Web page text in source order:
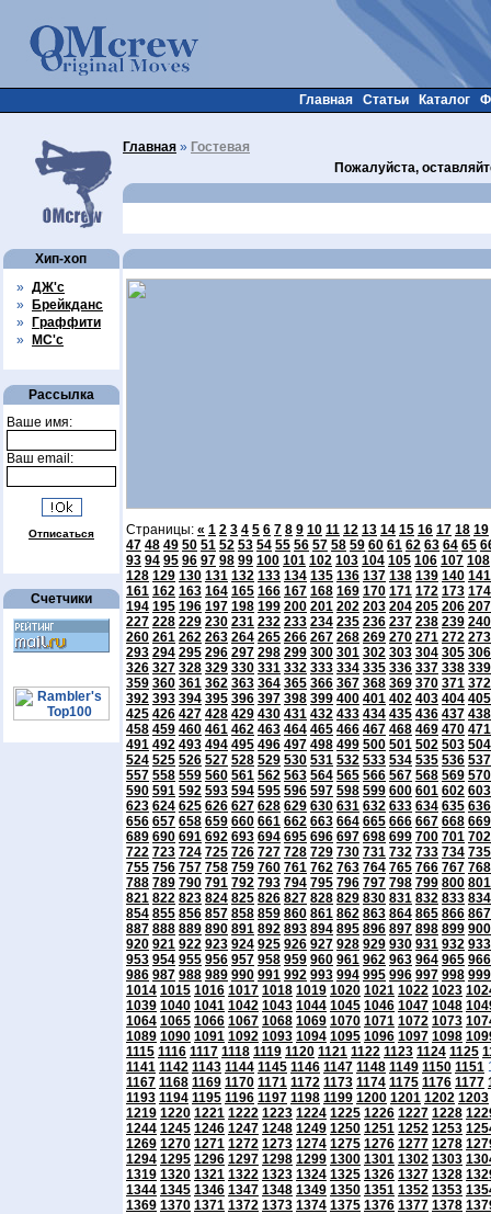
Хип-хоп
» ДЖ'с
»
Брейкданс
»
Граффити
»
МС'с
Рассылка
Ваше имя:
Ваш email:
Отписаться
Счетчики
Главная Статьи Каталог
Главная » Гостевая
Пожалуйста,
Страницы: « 1 2 3 4 5 6 7 8 9 10 11 12 13 14 15 16 17 18 19
47 48 49 50 51 52 53 54 55 56 57 58 59 60 61 62 63 64 65
93 94 95 96 97 98 99 100 101 102 103 104 105 106 107 108
128 129 130 131 132 133 134 135 136 137 138 139 140 141
161 162 163 164 165 166 167 168 169 170 171 172 173 174
194 195 196 197 198 199 200 201 202 203 204 205 206 207
227 228 229 230 231 232 233 234 235 236 237 238 239 240
260 261 262 263 264 265 266 267 268 269 270 271 272 273
293 294 295 296 297 298 299 300 301 302 303 304 305 306
326 327 328 329 330 331 332 333 334 335 336 337 338 339
359 360 361 362 363 364 365 366 367 368 369 370 371 372
392 393 394 395 396 397 398 399 400 401 402 403 404 405
425 426 427 428 429 430 431 432 433 434 435 436 437 438
458 459 460 461 462 463 464 465 466 467 468 469 470 471
491 492 493 494 495 496 497 498 499 500 501 502 503 504
524 525 526 527 528 529 530 531 532 533 534 535 536 537
557 558 559 560 561 562 563 564 565 566 567 568 569 570
590 591 592 593 594 595 596 597 598 599 600 601 602 603
623 624 625 626 627 628 629 630 631 632 633 634 635 636
656 657 658 659 660 661 662 663 664 665 666 667 668 669
689 690 691 692 693 694 695 696 697 698 699 700 701 702
722 723 724 725 726 727 728 729 730 731 732 733 734 735
755 756 757 758 759 760 761 762 763 764 765 766 767 768
788 789 790 791 792 793 794 795 796 797 798 799 800 801
821 822 823 824 825 826 827 828 829 830 831 832 833 834
854 855 856 857 858 859 860 861 862 863 864 865 866 867
887 888 889 890 891 892 893 894 895 896 897 898 899 900
920 921 922 923 924 925 926 927 928 929 930 931 932 933
953 954 955 956 957 958 959 960 961 962 963 964 965 966
986 987 988 989 990 991 992 993 994 995 996 997 998 999
1014 1015 1016 1017 1018 1019 1020 1021 1022 1023
1039 1040 1041 1042 1043 1044 1045 1046 1047 1048
1064 1065 1066 1067 1068 1069 1070 1071 1072 1073
1089 1090 1091 1092 1093 1094 1095 1096 1097 1098
1115 1116 1117 1118 1119 1120 1121 1122 1123 1124 1125
1141 1142 1143 1144 1145 1146 1147 1148 1149 1150 1151
1167 1168 1169 1170 1171 1172 1173 1174 1175 1176 1177
1193 1194 1195 1196 1197 1198 1199 1200 1201 1202 1203
1219 1220 1221 1222 1223 1224 1225 1226 1227 1228
1244 1245 1246 1247 1248 1249 1250 1251 1252 1253
1269 1270 1271 1272 1273 1274 1275 1276 1277 1278
1294 1295 1296 1297 1298 1299 1300 1301 1302 1303
1319 1320 1321 1322 1323 1324 1325 1326 1327 1328
1344 1345 1346 1347 1348 1349 1350 1351 1352 1353
1369 1370 1371 1372 1373 1374 1375 1376 1377 1378